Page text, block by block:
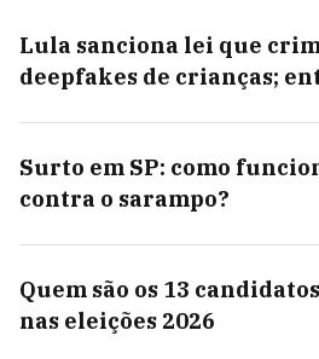
Lula sanciona lei que
deepfakes de crianças;
Surto em SP: como
contra o sarampo?
Quem são os 13
nas eleições 2026